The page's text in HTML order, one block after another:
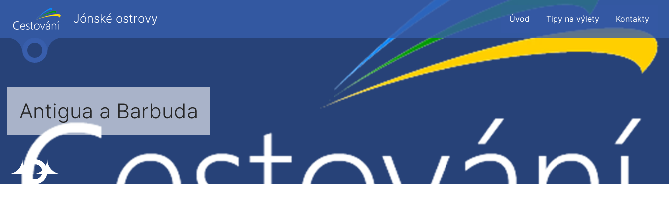
Jónské ostrovy Úvod Tipy na výlety Kontakty
Antigua a Barbuda